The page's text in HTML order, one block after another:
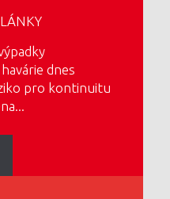
dnes
pro kontinuitu
...